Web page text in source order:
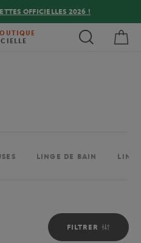
OFFICIELLES 2026 !
LINGE DE BAIN
FILTRER